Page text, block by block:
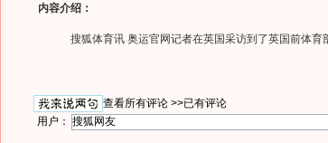
内容介绍：
搜狐体育讯 奥运官网记者在英国采访到了英国前体育
查看所有评论 >>已有评论
用户：